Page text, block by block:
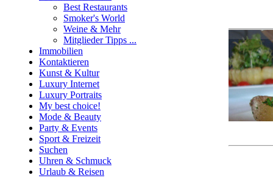
Best Restaurants
Smoker's World
Weine & Mehr
Mitglieder Tipps ...
Immobilien
Kontaktieren
Kunst & Kultur
Luxury Internet
Luxury Portraits
My best choice!
Mode & Beauty
Party & Events
Sport & Freizeit
Suchen
Uhren & Schmuck
Urlaub & Reisen